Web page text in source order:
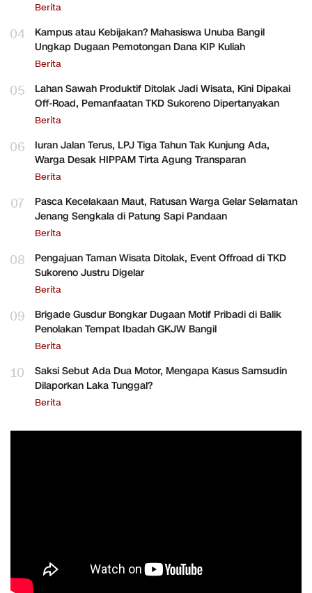
Berita
04
Kampus atau Kebijakan? Mahasiswa Unuba Bangil
Ungkap Dugaan Pemotongan Dana KIP Kuliah
Berita
05
Lahan Sawah Produktif Ditolak Jadi Wisata, Kini Dipakai
Off-Road, Pemanfaatan TKD Sukoreno Dipertanyakan
Berita
06
Iuran Jalan Terus, LPJ Tiga Tahun Tak Kunjung Ada,
Warga Desak HIPPAM Tirta Agung Transparan
Berita
07
Pasca Kecelakaan Maut, Ratusan Warga Gelar Selamatan
Jenang Sengkala di Patung Sapi Pandaan
Berita
08
Pengajuan Taman Wisata Ditolak, Event Offroad di TKD
Sukoreno Justru Digelar
Berita
09
Brigade Gusdur Bongkar Dugaan Motif Pribadi di Balik
Penolakan Tempat Ibadah GKJW Bangil
Berita
10
Saksi Sebut Ada Dua Motor, Mengapa Kasus Samsudin
Dilaporkan Laka Tunggal?
Berita